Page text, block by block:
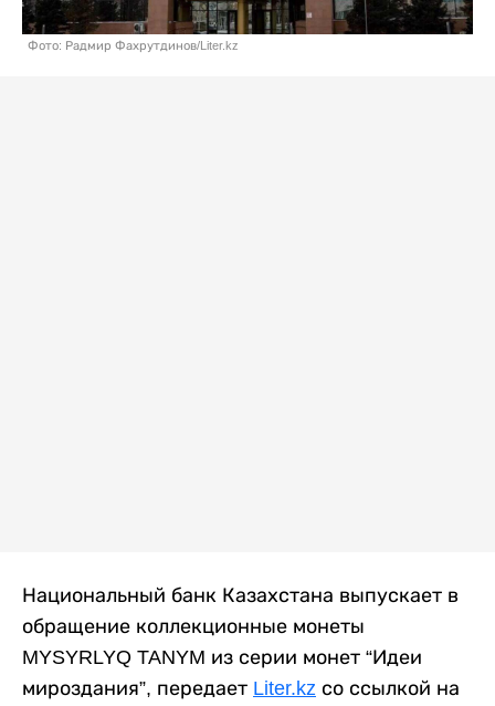
Фото: Радмир Фахрутдинов/Liter.kz
Национальный банк Казахстана выпускает в
обращение коллекционные монеты
MYSYRLYQ TANYM из серии монет “Идеи
мироздания”, передает Liter.kz со ссылкой на